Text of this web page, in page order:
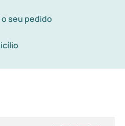
seu pedido